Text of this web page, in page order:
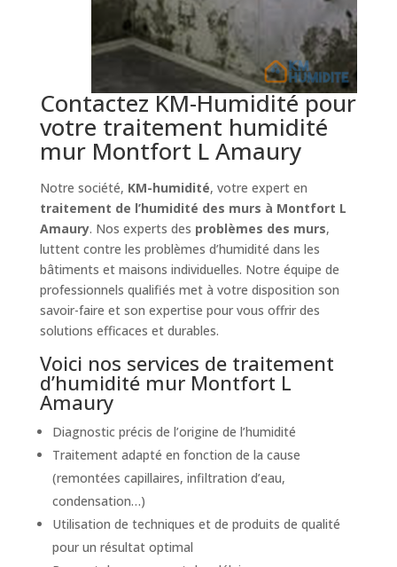
Contactez KM-Humidité pour
votre traitement humidité
mur Montfort L Amaury
Notre société, KM-humidité, votre expert en
traitement de l’humidité des murs à Montfort L
Amaury. Nos experts des problèmes des murs,
luttent contre les problèmes d’humidité dans les
bâtiments et maisons individuelles. Notre équipe de
professionnels qualifiés met à votre disposition son
savoir-faire et son expertise pour vous offrir des
solutions efficaces et durables.
Voici nos services de traitement
d’humidité mur Montfort L
Amaury
Diagnostic précis de l’origine de l’humidité
Traitement adapté en fonction de la cause
(remontées capillaires, infiltration d’eau,
condensation…)
Utilisation de techniques et de produits de qualité
pour un résultat optimal